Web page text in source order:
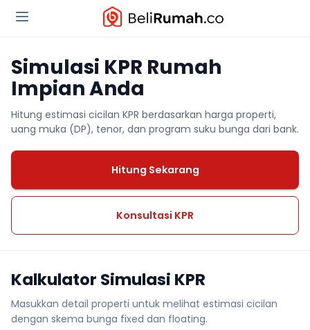
Simulasi KPR Rumah
Impian Anda
Hitung estimasi cicilan KPR berdasarkan harga properti,
uang muka (DP), tenor, dan program suku bunga dari bank.
Hitung Sekarang
Konsultasi KPR
Kalkulator Simulasi KPR
Masukkan detail properti untuk melihat estimasi cicilan
dengan skema bunga fixed dan floating.